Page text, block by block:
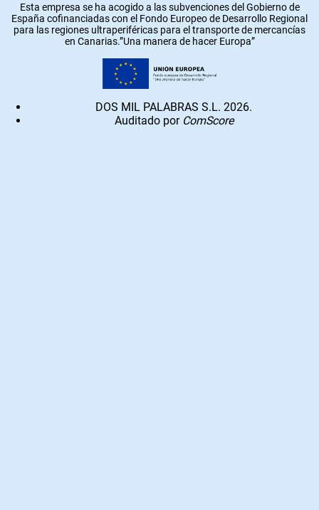
Esta empresa se ha acogido a las subvenciones del Gobierno de
España cofinanciadas con el Fondo Europeo de Desarrollo Regional
para las regiones ultraperiféricas para el transporte de mercancías
en Canarias.”Una manera de hacer Europa”
DOS MIL PALABRAS S.L. 2026.
Auditado por ComScore